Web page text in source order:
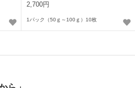
2,700円
1パック（50ｇ～100ｇ）10枚